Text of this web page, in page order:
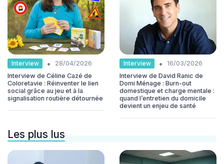
Interview •
28/04/2026
Interview de Céline Cazé de
Coloretavie : Réinventer le lien
social grâce au jeu et à la
signalisation routière détournée
Interview •
16/03/2026
Interview de David Ranic de
Domi Ménage : Burn-out
domestique et charge mentale :
quand l’entretien du domicile
devient un enjeu de santé
Les plus lus